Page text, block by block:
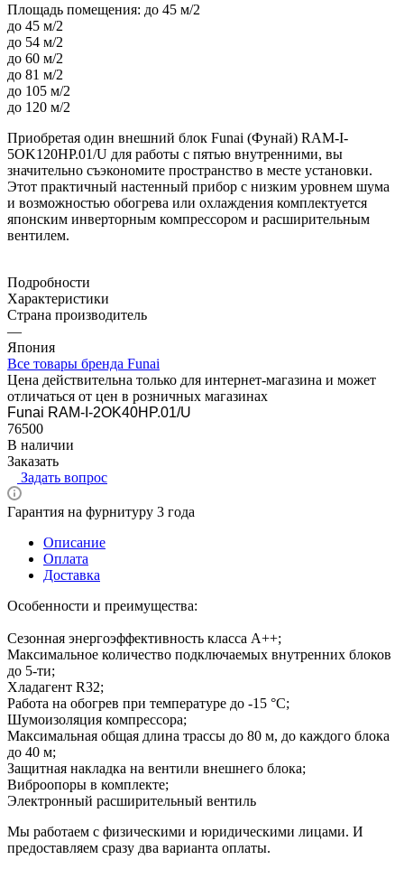
Площадь помещения: до 45 м/2
до 45 м/2
до 54 м/2
до 60 м/2
до 81 м/2
до 105 м/2
до 120 м/2
Приобретая один внешний блок Funai (Фунай) RAM-I-
5OK120HP.01/U для работы с пятью внутренними, вы
значительно съэкономите пространство в месте установки.
Этот практичный настенный прибор с низким уровнем шума
и возможностью обогрева или охлаждения комплектуется
японским инверторным компрессором и расширительным
вентилем.
Подробности
Характеристики
Страна производитель
—
Япония
Все товары бренда Funai
Цена действительна только для интернет-магазина и может
отличаться от цен в розничных магазинах
Funai RAM-I-2OK40HP.01/U
76500
В наличии
Заказать
Задать вопрос
Гарантия на фурнитуру 3 года
Описание
Оплата
Доставка
Особенности и преимущества:
Сезонная энергоэффективность класса А++;
Максимальное количество подключаемых внутренних блоков
до 5-ти;
Хладагент R32;
Работа на обогрев при температуре до -15 °С;
Шумоизоляция компрессора;
Максимальная общая длина трассы до 80 м, до каждого блока
до 40 м;
Защитная накладка на вентили внешнего блока;
Виброопоры в комплекте;
Электронный расширительный вентиль
Мы работаем с физическими и юридическими лицами. И
предоставляем сразу два варианта оплаты.